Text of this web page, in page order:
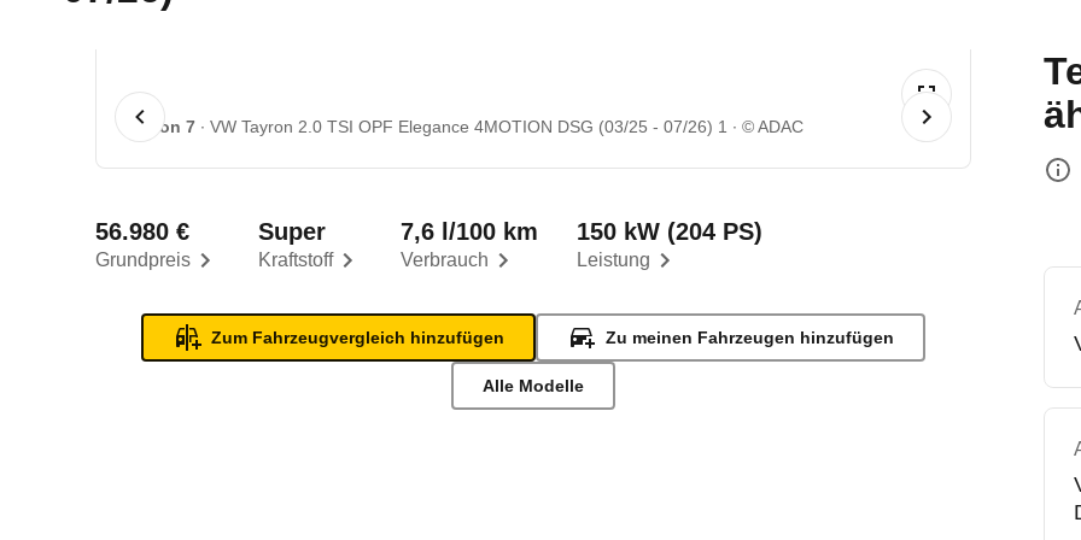
1 von 7 VW Tayron 2.0 TSI OPF Elegance 4MOTION DSG (03/25 - 07/26) 1 © ADAC
Grundpreis
56.980 €
Kraftstoff
Super
Verbrauch
7,6 l/100 km
Leistung
150 kW (204 PS)
Zum Fahrzeugvergleich hinzufügen Zu meinen Fahrzeugen hinzufügen
Alle Modelle